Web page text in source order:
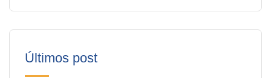
Últimos post